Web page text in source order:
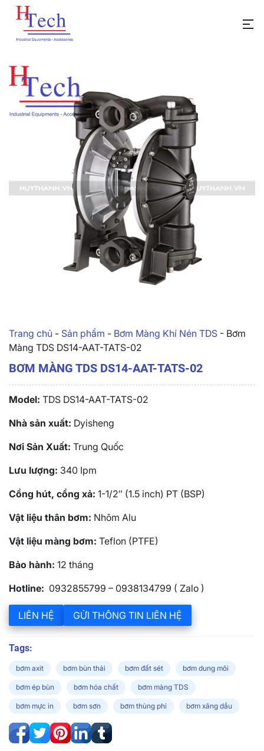
Trang chủ - Sản phẩm - Bơm Màng Khí Nén TDS - Bơm
Màng TDS DS14-AAT-TATS-02
BƠM MÀNG TDS DS14-AAT-TATS-02
Model: TDS DS14-AAT-TATS-02
Nhà sản xuất: Dyisheng
Nơi Sản Xuất: Trung Quốc
Lưu lượng: 340 Ipm
Cổng hút, cổng xả: 1-1/2″ (1.5 inch) PT (BSP)
Vật liệu thân bơm: Nhôm Alu
Vật liệu màng bơm: Teflon (PTFE)
Bảo hành: 12 tháng
Hotline: 0932855799 – 0938134799 ( Zalo )
LIÊN HỆ GỬI THÔNG TIN LIÊN HỆ
Tags:
bơm axit bơm bùn thải bơm đất sét bơm dung môi
bơm ép bùn bơm hóa chất bơm màng TDS
bơm mực in bơm sơn bơm thùng phi bơm xăng dầu